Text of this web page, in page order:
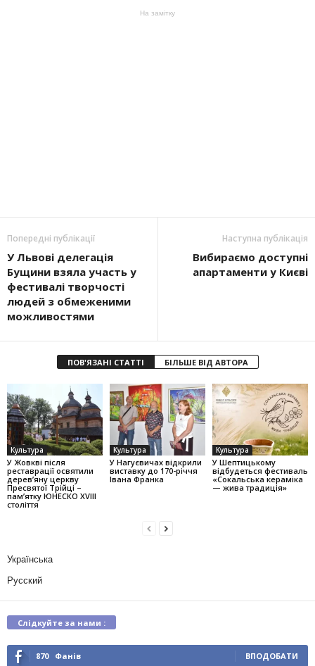
На замітку
Попередні публікації
У Львові делегація
Бущини взяла участь у
фестивалі творчості
людей з обмеженими
можливостями
Наступна публікація
Вибираємо доступні
апартаменти у Києві
ПОВ'ЯЗАНІ СТАТТІ БІЛЬШЕ ВІД АВТОРА
Культура
У Жовкві після
реставрації освятили
дерев’яну церкву
Пресвятої Трійці –
пам’ятку ЮНЕСКО XVIII
століття
Культура
У Нагуєвичах відкрили
виставку до 170-річчя
Івана Франка
Культура
У Шептицькому
відбудеться фестиваль
«Сокальська кераміка
— жива традиція»
Українська
Русский
Слідкуйте за нами :
870 Фанів ВПОДОБАТИ